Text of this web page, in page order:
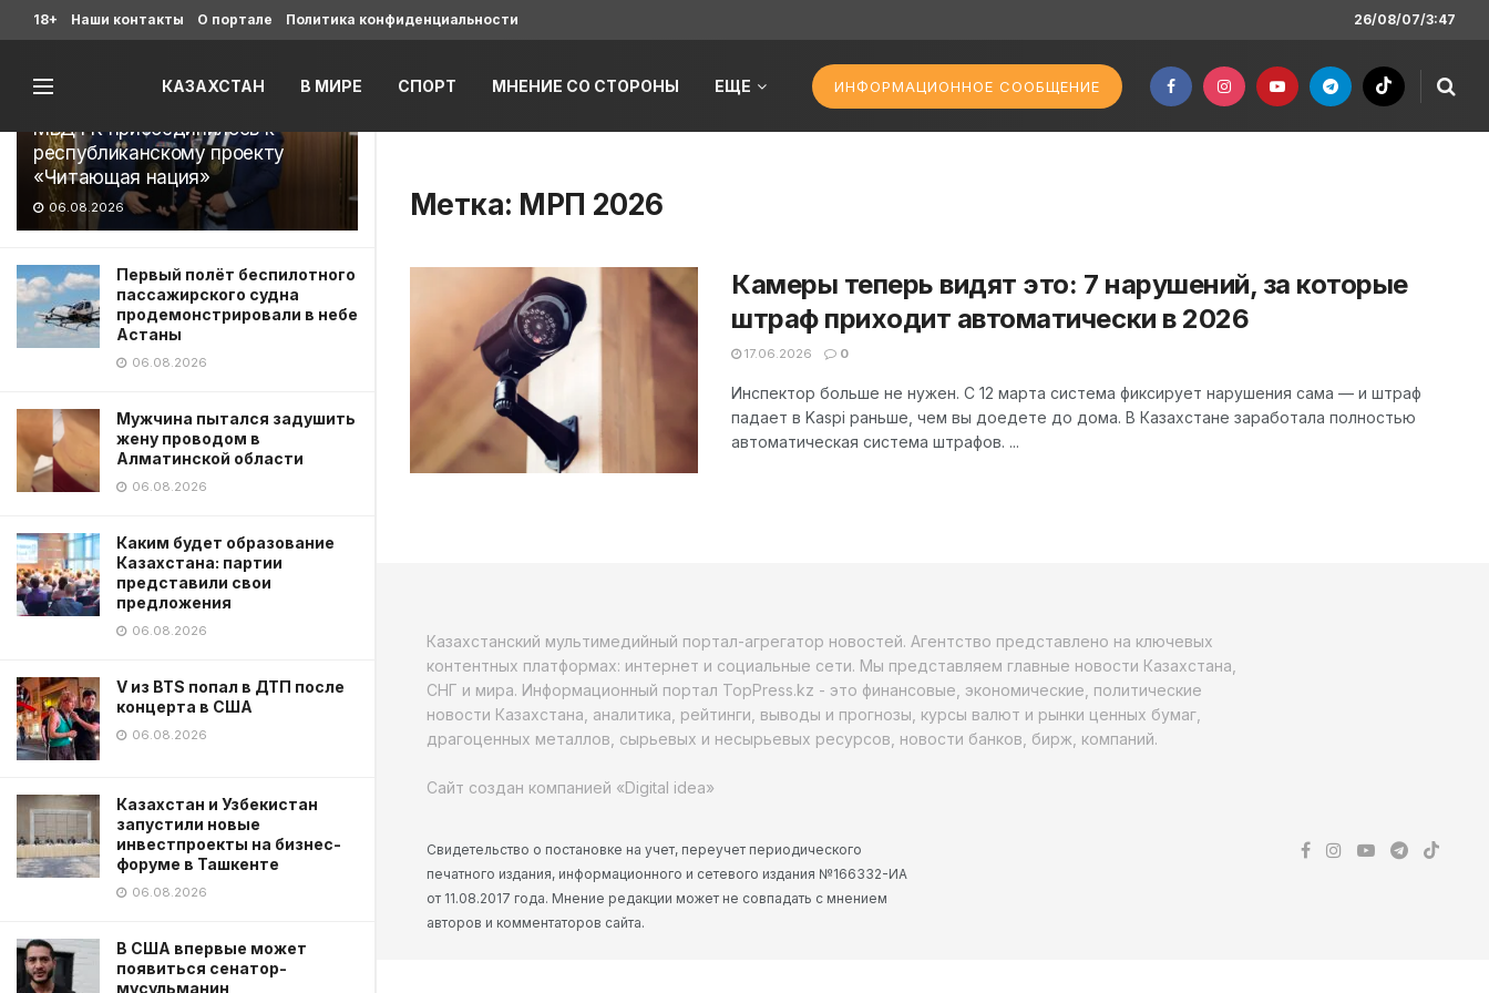
Последние
МВД РК присоединилось к
республиканскому проекту
«Читающая нация»
06.08.2026
Первый полёт беспилотного
пассажирского судна
продемонстрировали в небе
Астаны
06.08.2026
Мужчина пытался задушить
жену проводом в
Алматинской области
06.08.2026
Каким будет образование
Казахстана: партии
представили свои
предложения
06.08.2026
V из BTS попал в ДТП после
концерта в США
06.08.2026
Казахстан и Узбекистан
запустили новые
инвестпроекты на бизнес-
форуме в Ташкенте
06.08.2026
В США впервые может
появиться сенатор-
мусульманин
18+ Наши контакты О портале Политика конфиденциальности 26/08/07/3:47
КАЗАХСТАН В МИРЕ СПОРТ МНЕНИЕ СО СТОРОНЫ ЕЩЕ ИНФОРМАЦИОННОЕ СООБЩЕНИЕ
Метка: МРП 2026
Камеры теперь видят это: 7 нарушений, за которые
штраф приходит автоматически в 2026
17.06.2026 0
Инспектор больше не нужен. С 12 марта система фиксирует нарушения сама — и штраф
падает в Kaspi раньше, чем вы доедете до дома. В Казахстане заработала полностью
автоматическая система штрафов. ...
Казахстанский мультимедийный портал-агрегатор новостей. Агентство представлено на ключевых
контентных платформах: интернет и социальные сети. Мы представляем главные новости Казахстана,
СНГ и мира. Информационный портал TopPress.kz - это финансовые, экономические, политические
новости Казахстана, аналитика, рейтинги, выводы и прогнозы, курсы валют и рынки ценных бумаг,
драгоценных металлов, сырьевых и несырьевых ресурсов, новости банков, бирж, компаний.
Сайт создан компанией «Digital idea»
Свидетельство о постановке на учет, переучет периодического
печатного издания, информационного и сетевого издания №166332-ИА
от 11.08.2017 года. Мнение редакции может не совпадать с мнением
авторов и комментаторов сайта.